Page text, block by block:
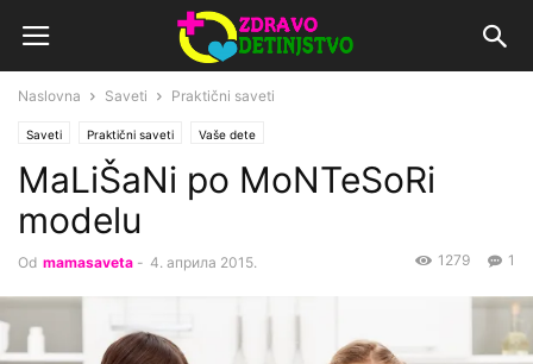
Naslovna Saveti Praktični saveti
Saveti Praktični saveti Vaše dete
MaLiŠaNi po MoNTeSoRi
modelu
Od mamasaveta - 4. априла 2015. 1
1279